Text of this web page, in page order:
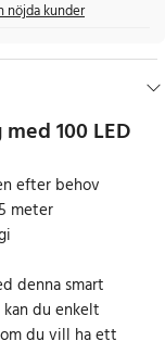
nöjda kunder
100 LED
efter behov
meter
denna smart
du enkelt
du vill ha ett